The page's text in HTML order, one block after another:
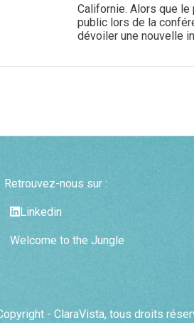
Californie. Alors que
public lors de la
dévoiler une nouvelle
Retrouvez-nous sur :
Linkedin
Welcome to the Jungle
- ClaraVista, tous droits